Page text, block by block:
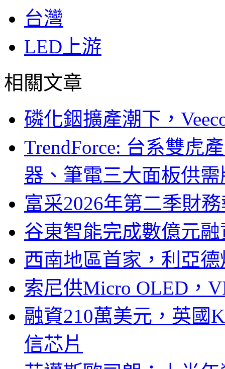
台灣
LED上游
相關文章
磷化銦擴產潮下，
TrendForce: 台系雙虎
器、筆電三大面板供需
富采2026年第二季財
谷東智能完成數億元
西南地區首家，利亞
索尼供Micro OLED，
融資210萬美元，英國
信芯片